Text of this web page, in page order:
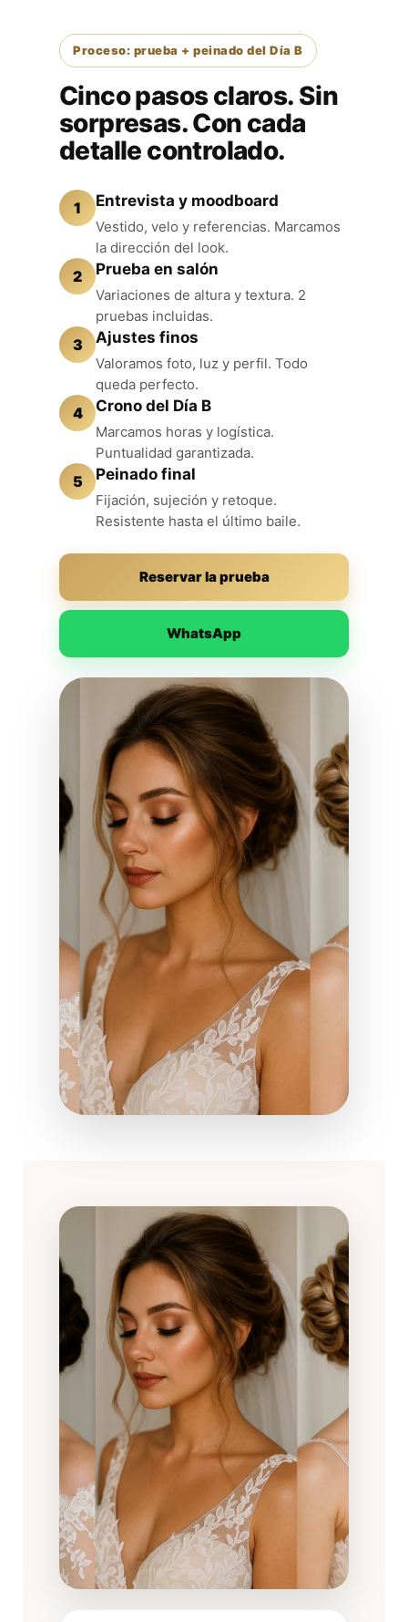
Proceso: prueba + peinado del Día B
Cinco pasos claros. Sin
sorpresas. Con cada
detalle controlado.
1 Entrevista y moodboard
Vestido, velo y referencias. Marcamos
la dirección del look.
2 Prueba en salón
Variaciones de altura y textura. 2
pruebas incluidas.
3 Ajustes finos
Valoramos foto, luz y perfil. Todo
queda perfecto.
4 Crono del Día B
Marcamos horas y logística.
Puntualidad garantizada.
5 Peinado final
Fijación, sujeción y retoque.
Resistente hasta el último baile.
Reservar la prueba
WhatsApp